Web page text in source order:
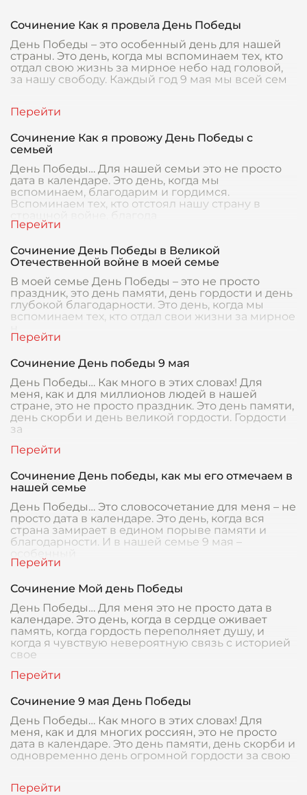
Сочинение Как я провела День Победы
День Победы – это особенный день для нашей
страны. Это день, когда мы вспоминаем тех, кто
отдал свою жизнь за мирное небо над головой,
за нашу свободу. Каждый год 9 мая мы всей сем
Сочинение Как я провожу День Победы с
семьей
День Победы… Для нашей семьи это не просто
дата в календаре. Это день, когда мы
вспоминаем, благодарим и гордимся.
Вспоминаем тех, кто отстоял нашу страну в
страшной войне, благода
Сочинение День Победы в Великой
Отечественной войне в моей семье
В моей семье День Победы – это не просто
праздник, это день памяти, день гордости и день
глубокой благодарности. Это день, когда мы
вспоминаем тех, кто отдал свои жизни за мирное
Сочинение День победы 9 мая
День Победы… Как много в этих словах! Для
меня, как и для миллионов людей в нашей
стране, это не просто праздник. Это день памяти,
день скорби и день великой гордости. Гордости
за
Сочинение День победы, как мы его отмечаем в
нашей семье
День Победы… Это словосочетание для меня – не
просто дата в календаре. Это день, когда вся
страна замирает в едином порыве памяти и
благодарности. И в нашей семье 9 мая –
особенный
Сочинение Мой день Победы
День Победы… Для меня это не просто дата в
календаре. Это день, когда в сердце оживает
память, когда гордость переполняет душу, и
когда я чувствую невероятную связь с историей
свое
Сочинение 9 мая День Победы
День Победы… Как много в этих словах! Для
меня, как и для многих россиян, это не просто
дата в календаре. Это день памяти, день скорби и
одновременно день огромной гордости за свою